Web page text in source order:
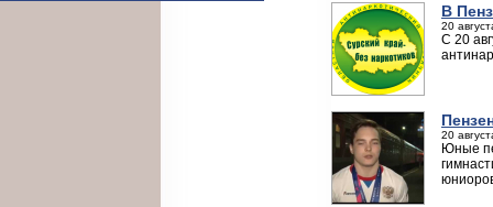
В
20
С 20
20
Юные